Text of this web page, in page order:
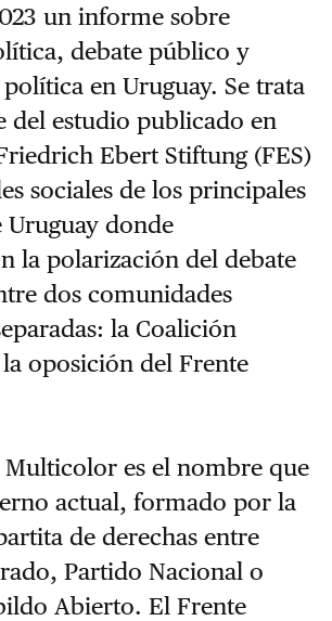
un informe sobre
debate público y
en Uruguay. Se trata
del estudio publicado en
Ebert Stiftung (FES)
sociales de los principales
Uruguay donde
la polarización del debate
dos comunidades
la Coalición
oposición del Frente
es el nombre que
actual, formado por la
de derechas entre
Partido Nacional o
Abierto. El Frente